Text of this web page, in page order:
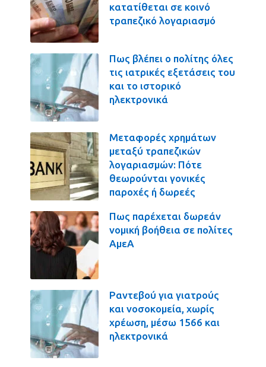
κατατίθεται σε κοινό
τραπεζικό λογαριασμό
Πως βλέπει ο πολίτης όλες
τις ιατρικές εξετάσεις του
και το ιστορικό
ηλεκτρονικά
Μεταφορές χρημάτων
μεταξύ τραπεζικών
λογαριασμών: Πότε
θεωρούνται γονικές
παροχές ή δωρεές
Πως παρέχεται δωρεάν
νομική βοήθεια σε πολίτες
ΑμεΑ
Ραντεβού για γιατρούς
και νοσοκομεία, χωρίς
χρέωση, μέσω 1566 και
ηλεκτρονικά